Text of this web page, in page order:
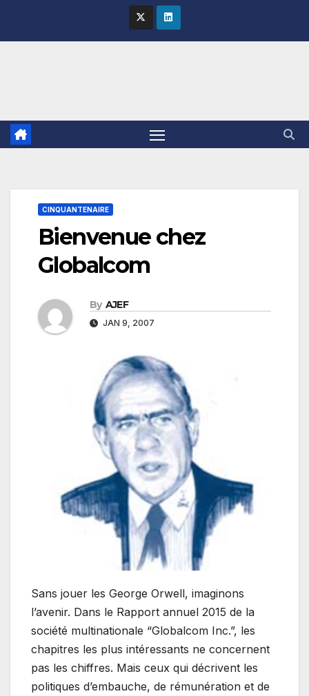
CINQUANTENAIRE
Bienvenue chez
Globalcom
By AJEF
JAN 9, 2007
Sans jouer les George Orwell, imaginons
l’avenir. Dans le Rapport annuel 2015 de la
société multinationale “Globalcom Inc.”, les
chapitres les plus intéressants ne concernent
pas les chiffres. Mais ceux qui décrivent les
politiques d’embauche, de rémunération et de